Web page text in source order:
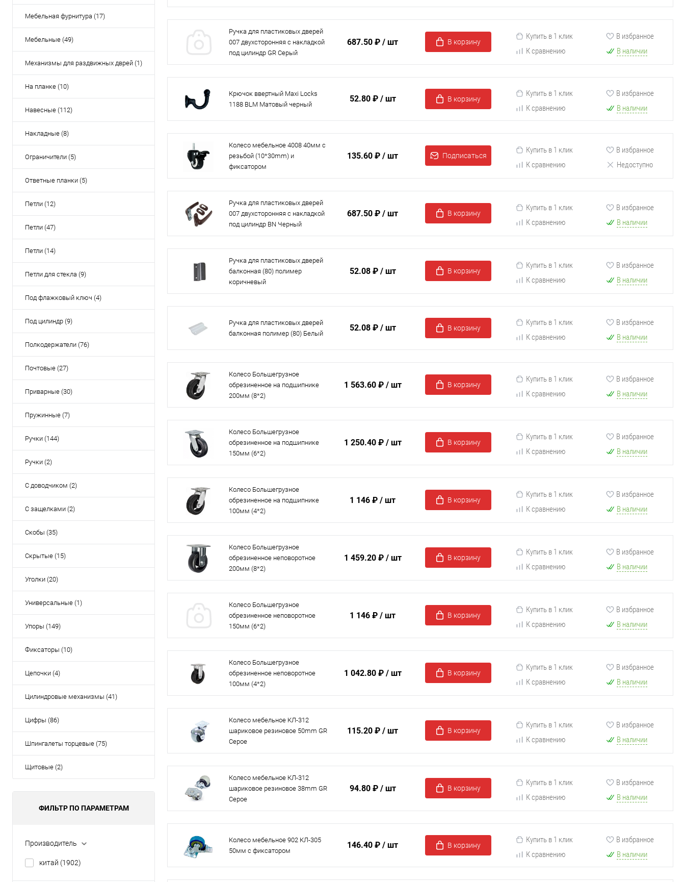
Мебельная фурнитура (17)
Мебельные (49)
Механизмы для раздвижных дврей (1)
На планке (10)
Навесные (112)
Накладные (8)
Ограничители (5)
Ответные планки (5)
Петли (12)
Петли (47)
Петли (14)
Петли для стекла (9)
Под флажковый ключ (4)
Под цилиндр (9)
Полкодержатели (76)
Почтовые (27)
Приварные (30)
Пружинные (7)
Ручки (144)
Ручки (2)
С доводчиком (2)
С защелками (2)
Скобы (35)
Скрытые (15)
Уголки (20)
Универсальные (1)
Упоры (149)
Фиксаторы (10)
Цепочки (4)
Цилиндровые механизмы (41)
Цифры (86)
Шпингалеты торцевые (75)
Щитовые (2)
ФИЛЬТР ПО ПАРАМЕТРАМ
Производитель
китай (1902)
Ручка для пластиковых дверей
007 двухсторонняя с накладкой
под цилиндр GR Серый
687.50 ₽ / шт В корзину
Купить в 1 клик
К сравнению
В избранное
В наличии
Крючок ввертный Maxi Locks
1188 BLM Матовый черный
52.80 ₽ / шт В корзину
Купить в 1 клик
К сравнению
В избранное
В наличии
Колесо мебельное 4008 40мм с
резьбой (10*30mm) и
фиксатором
135.60 ₽ / шт Подписаться
Купить в 1 клик
К сравнению
В избранное
Недоступно
Ручка для пластиковых дверей
007 двухсторонняя с накладкой
под цилиндр BN Черный
687.50 ₽ / шт В корзину
Купить в 1 клик
К сравнению
В избранное
В наличии
Ручка для пластиковых дверей
балконная (80) полимер
коричневый
52.08 ₽ / шт В корзину
Купить в 1 клик
К сравнению
В избранное
В наличии
Ручка для пластиковых дверей
балконная полимер (80) Белый
52.08 ₽ / шт В корзину
Купить в 1 клик
К сравнению
В избранное
В наличии
Колесо Большегрузное
обрезиненное на подшипнике
200мм (8*2)
1 563.60 ₽ / шт В корзину
Купить в 1 клик
К сравнению
В избранное
В наличии
Колесо Большегрузное
обрезиненное на подшипнике
150мм (6*2)
1 250.40 ₽ / шт В корзину
Купить в 1 клик
К сравнению
В избранное
В наличии
Колесо Большегрузное
обрезиненное на подшипнике
100мм (4*2)
1 146 ₽ / шт В корзину
Купить в 1 клик
К сравнению
В избранное
В наличии
Колесо Большегрузное
обрезиненное неповоротное
200мм (8*2)
1 459.20 ₽ / шт В корзину
Купить в 1 клик
К сравнению
В избранное
В наличии
Колесо Большегрузное
обрезиненное неповоротное
150мм (6*2)
1 146 ₽ / шт В корзину
Купить в 1 клик
К сравнению
В избранное
В наличии
Колесо Большегрузное
обрезиненное неповоротное
100мм (4*2)
1 042.80 ₽ / шт В корзину
Купить в 1 клик
К сравнению
В избранное
В наличии
Колесо мебельное КЛ-312
шариковое резиновое 50mm GR
Серое
115.20 ₽ / шт В корзину
Купить в 1 клик
К сравнению
В избранное
В наличии
Колесо мебельное КЛ-312
шариковое резиновое 38mm GR
Серое
94.80 ₽ / шт В корзину
Купить в 1 клик
К сравнению
В избранное
В наличии
Колесо мебельное 902 КЛ-305
50мм с фиксатором
146.40 ₽ / шт В корзину
Купить в 1 клик
К сравнению
В избранное
В наличии